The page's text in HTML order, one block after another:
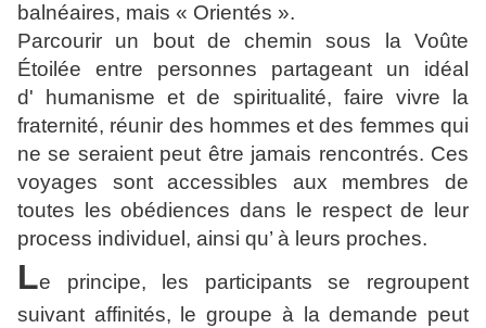
balnéaires, mais « Orientés ».
Parcourir un bout de chemin sous la Voûte
Étoilée entre personnes partageant un idéal
d' humanisme et de spiritualité, faire vivre la
fraternité, réunir des hommes et des femmes qui
ne se seraient peut être jamais rencontrés. Ces
voyages sont accessibles aux membres de
toutes les obédiences dans le respect de leur
process individuel, ainsi qu’ à leurs proches.
Le principe, les participants se regroupent
suivant affinités, le groupe à la demande peut